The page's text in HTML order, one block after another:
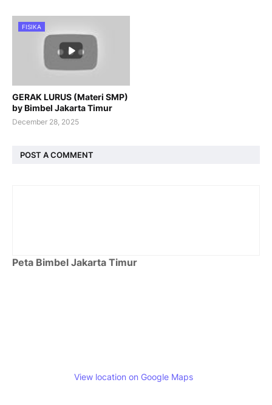
FISIKA
GERAK LURUS (Materi SMP)
by Bimbel Jakarta Timur
December 28, 2025
POST A COMMENT
Peta Bimbel Jakarta Timur
View location on Google Maps